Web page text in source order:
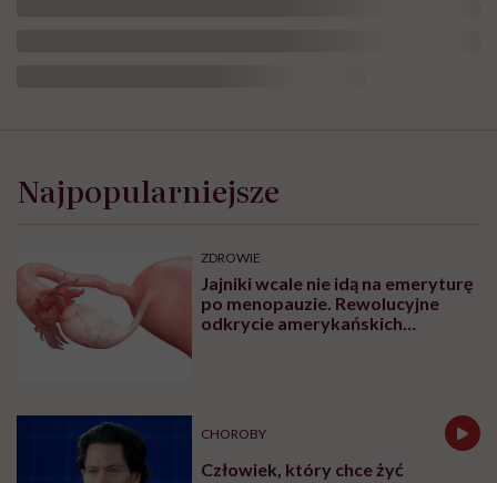
Najpopularniejsze
ZDROWIE
Jajniki wcale nie idą na emeryturę
po menopauzie. Rewolucyjne
odkrycie amerykańskich
CHOROBY
Człowiek, który chce żyć